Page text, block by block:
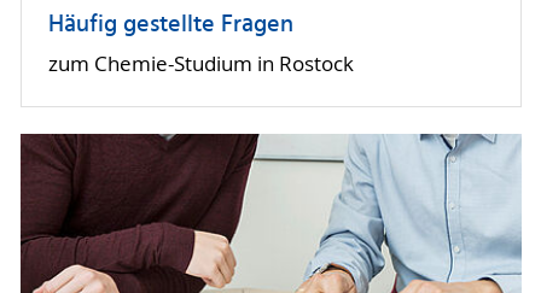
Häufig gestellte Fragen
zum Chemie-Studium in Rostock